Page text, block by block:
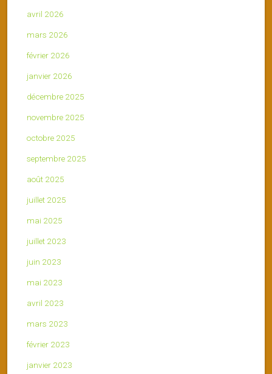
avril 2026
mars 2026
février 2026
janvier 2026
décembre 2025
novembre 2025
octobre 2025
septembre 2025
août 2025
juillet 2025
mai 2025
juillet 2023
juin 2023
mai 2023
avril 2023
mars 2023
février 2023
janvier 2023